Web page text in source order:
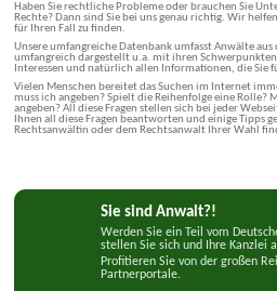
Haben Sie rechtliche Probleme oder brauchen Sie
Rechte? Dann sind Sie bei uns genau richtig. Wir
für Ihren Fall zu finden.
Unsere umfangreiche Datenbank umfasst Anwälte aus
umfangreich dargestellt u.a. mit ihren
Interessen und natürlich allen Informationen, die Sie
Vielen Menschen bereitet das Suchen im Internet
muss ich angeben? Spielt die Reihenfolge eine Rolle?
angeben? All diese Fragen stellen sich bei jeder
Ihnen all diese Fragen beantworten und einige Tipps
Rechtsanwältin oder dem Rechtsanwalt Ihrer Wahl
Sie sind Anwalt?!
Werden Sie ein Teil vom
stellen Sie sich und Ihre Kanzlei
Profitieren Sie von der großen
Partnerportale.